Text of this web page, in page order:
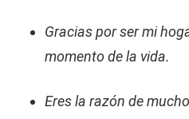
Gracias por ser mi
momento de la vida.
Eres la razón de